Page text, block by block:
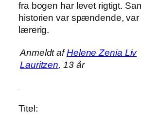
fra bogen har levet rigtigt.
historien var spændende,
lærerig.
Anmeldt afHelene Zenia Liv
Lauritzen, 13 år
Titel: